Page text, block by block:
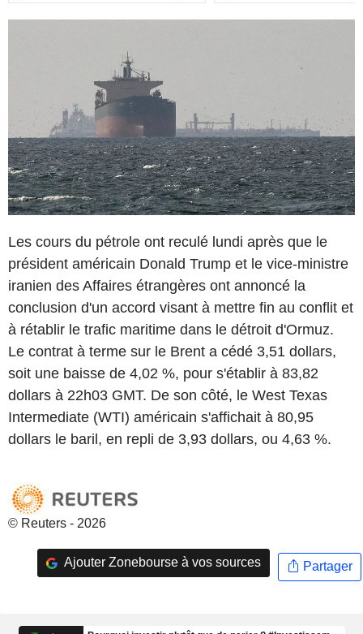
Les cours du pétrole ont reculé lundi après que le
président américain Donald Trump et le vice-ministre
iranien des Affaires étrangères ont annoncé la
conclusion d'un accord visant à mettre fin au conflit et
à rétablir le trafic maritime dans le détroit d'Ormuz.
Le contrat à terme sur le Brent a cédé 3,51 dollars,
soit une baisse de 4,02 %, pour s'établir à 83,82
dollars à 22h03 GMT. De son côté, le West Texas
Intermediate (WTI) américain s'affichait à 80,95
dollars le baril, en repli de 3,93 dollars, ou 4,63 %.
© Reuters - 2026
Ajouter Zonebourse à vos sources Partager